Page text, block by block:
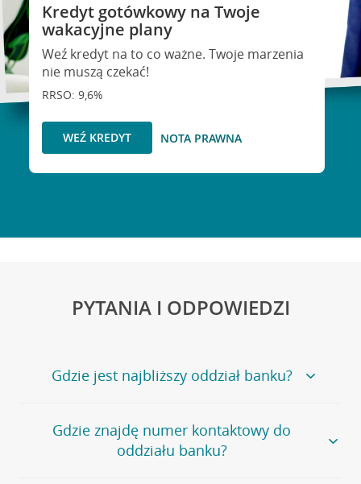
Kredyt gotówkowy na Twoje
wakacyjne plany
Weź kredyt na to co ważne. Twoje marzenia
nie muszą czekać!
RRSO: 9,6%
WEŹ KREDYT NOTA PRAWNA
PYTANIA I ODPOWIEDZI
Gdzie jest najbliższy oddział banku?
Jeśli szukasz oddziału naszego banku, zapraszamy na
stronęPlacówki i bankomaty, na której znajduje się
wygodna wyszukiwarka.
Gdzie znajdę numer kontaktowy do
oddziału banku?